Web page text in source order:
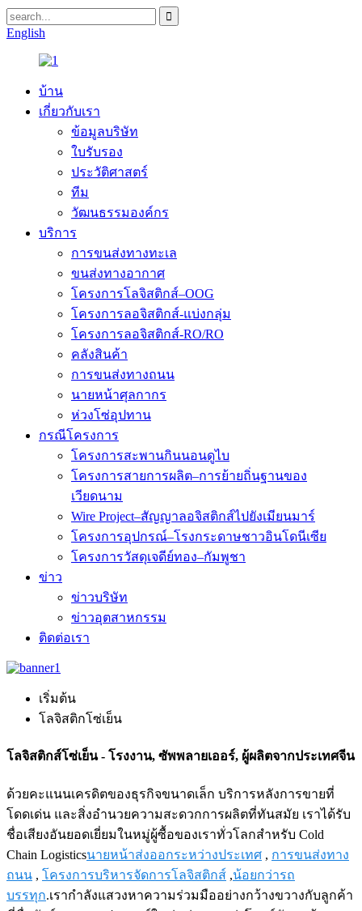
English
บ้าน
เกี่ยวกับเรา
ข้อมูลบริษัท
ใบรับรอง
ประวัติศาสตร์
ทีม
วัฒนธรรมองค์กร
บริการ
การขนส่งทางทะเล
ขนส่งทางอากาศ
โครงการโลจิสติกส์–OOG
โครงการลอจิสติกส์-แบ่งกลุ่ม
โครงการลอจิสติกส์-RO/RO
คลังสินค้า
การขนส่งทางถนน
นายหน้าศุลกากร
ห่วงโซ่อุปทาน
กรณีโครงการ
โครงการสะพานกินนอนดูไบ
โครงการสายการผลิต–การย้ายถิ่นฐานของ
เวียดนาม
Wire Project–สัญญาลอจิสติกส์ไปยังเมียนมาร์
โครงการอุปกรณ์–โรงกระดาษชาวอินโดนีเซีย
โครงการวัสดุเจดีย์ทอง–กัมพูชา
ข่าว
ข่าวบริษัท
ข่าวอุตสาหกรรม
ติดต่อเรา
เริ่มต้น
โลจิสติกโซ่เย็น
โลจิสติกส์โซ่เย็น - โรงงาน, ซัพพลายเออร์, ผู้ผลิตจากประเทศจีน
ด้วยคะแนนเครดิตของธุรกิจขนาดเล็ก บริการหลังการขายที่
โดดเด่น และสิ่งอำนวยความสะดวกการผลิตที่ทันสมัย ​​เราได้รับ
ชื่อเสียงอันยอดเยี่ยมในหมู่ผู้ซื้อของเราทั่วโลกสำหรับ Cold
Chain Logisticsนายหน้าส่งออกระหว่างประเทศ , การขนส่งทาง
ถนน , โครงการบริหารจัดการโลจิสติกส์ ,น้อยกว่ารถ
บรรทุก.เรากำลังแสวงหาความร่วมมืออย่างกว้างขวางกับลูกค้า